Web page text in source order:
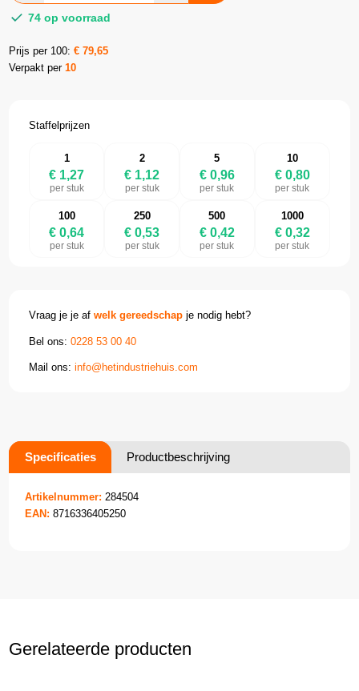
74 op voorraad
Prijs per 100:€79,65
Verpakt per10
Staffelprijzen
1
€ 1,27
per stuk
2
€ 1,12
per stuk
5
€ 0,96
per stuk
10
€ 0,80
per stuk
100
€ 0,64
per stuk
250
€ 0,53
per stuk
500
€ 0,42
per stuk
1000
€ 0,32
per stuk
Vraag je je afwelk gereedschap je nodig hebt?
Bel ons:0228 53 00 40
Mail ons:info@hetindustriehuis.com
Specificaties Productbeschrijving
Artikelnummer: 284504
EAN: 8716336405250
Gerelateerde producten